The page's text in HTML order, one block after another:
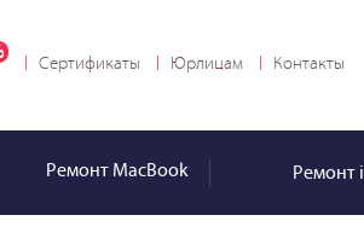
Сертификаты Юрлицам Контакты
Ремонт MacBook Ремонт